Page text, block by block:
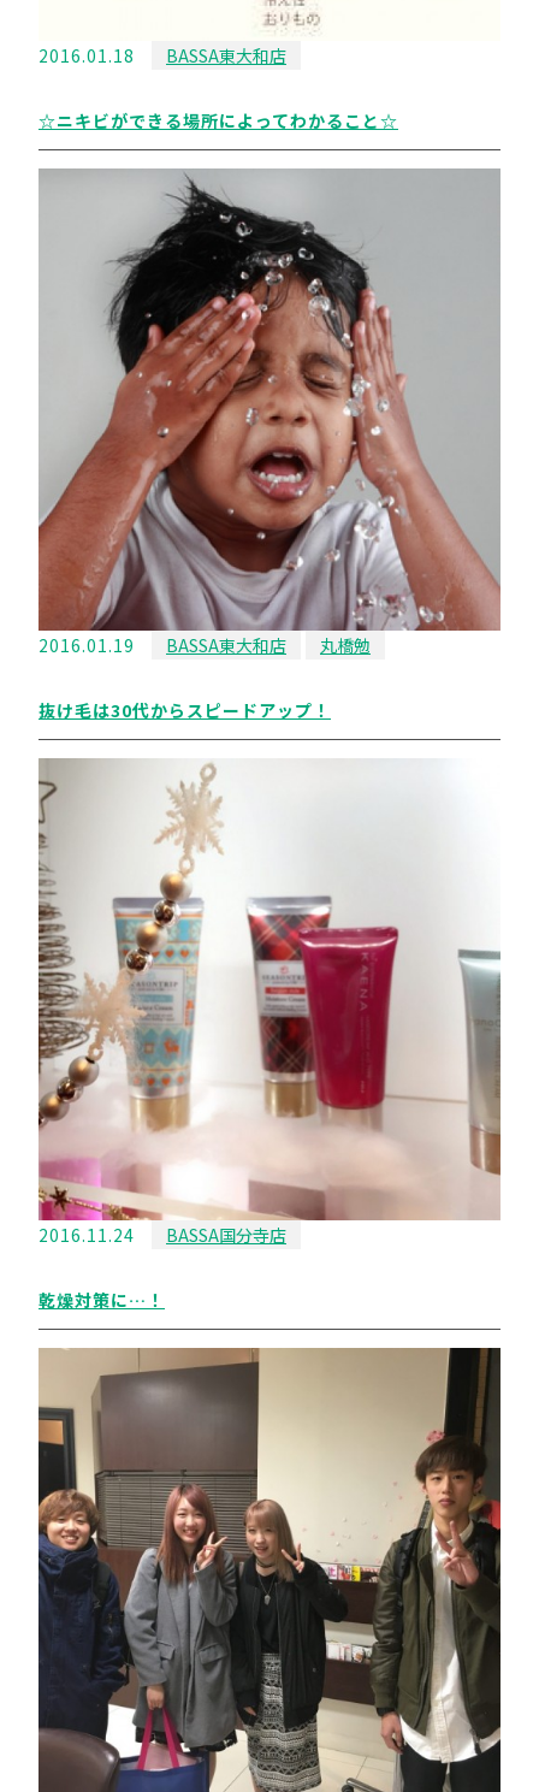
2016.01.18 BASSA東大和店
☆ニキビができる場所によってわかること☆
2016.01.19 BASSA東大和店 丸橋勉
抜け毛は30代からスピードアップ！
2016.11.24 BASSA国分寺店
乾燥対策に…！